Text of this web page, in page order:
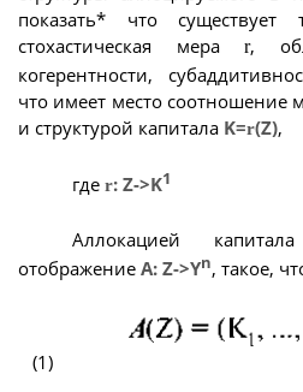
показать* что существует
стохастическая мера r,
когерентности,
что имеет место соотношение
и структурой капитала K=r(Z),
где r: Z->K1
Аллокацией
отображение A: Z->Yn, такое,
(1)